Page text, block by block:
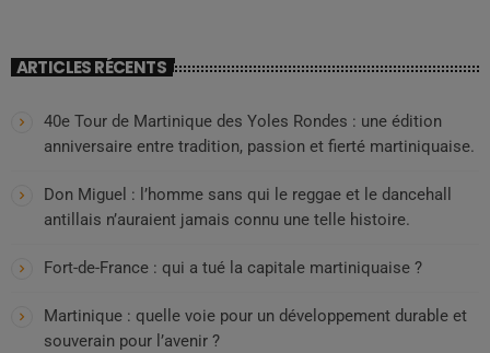
ARTICLES RÉCENTS
40e Tour de Martinique des Yoles Rondes : une édition
anniversaire entre tradition, passion et fierté martiniquaise.
Don Miguel : l’homme sans qui le reggae et le dancehall
antillais n’auraient jamais connu une telle histoire.
Fort-de-France : qui a tué la capitale martiniquaise ?
Martinique : quelle voie pour un développement durable et
souverain pour l’avenir ?